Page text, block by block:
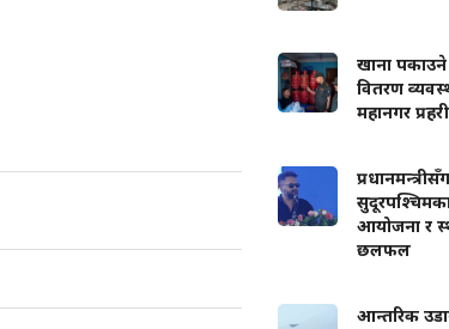
खाना
वितरण
महानगर
आयोजना र
छलफल
आन्तरिक